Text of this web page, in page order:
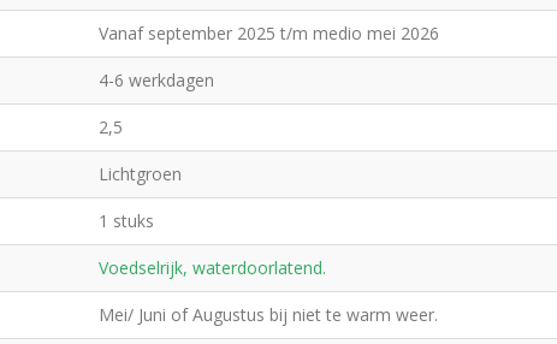
Vanaf september 2025 t/m medio mei 2026
4-6 werkdagen
2,5
Lichtgroen
1 stuks
Voedselrijk, waterdoorlatend.
Mei/ Juni of Augustus bij niet te warm weer.